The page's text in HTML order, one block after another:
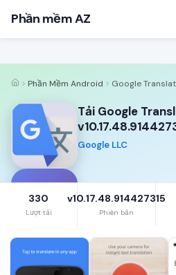
TÌM KIẾM PHỔ BIẾN
Phần mềm AZ
Phần Mềm Android Google
G
Tải Google
Google LLC
330
Lượt tải
v10.17.48.914427315
Phiên bản